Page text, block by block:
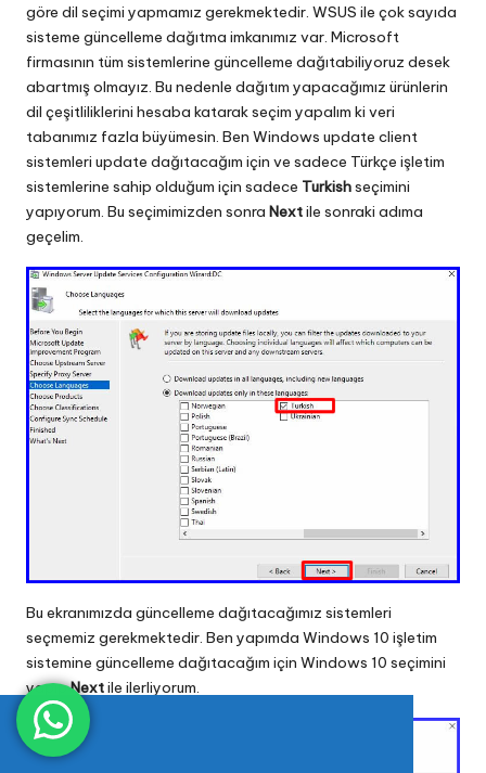
göre dil seçimi yapmamız gerekmektedir. WSUS ile çok sayıda
sisteme güncelleme dağıtma imkanımız var. Microsoft
firmasının tüm sistemlerine güncelleme dağıtabiliyoruz desek
abartmış olmayız. Bu nedenle dağıtım yapacağımız ürünlerin
dil çeşitliliklerini hesaba katarak seçim yapalım ki veri
tabanımız fazla büyümesin. Ben Windows update client
sistemleri update dağıtacağım için ve sadece Türkçe işletim
sistemlerine sahip olduğum için sadece Turkishseçimini
yapıyorum. Bu seçimimizden sonra Nextile sonraki adıma
geçelim.
Bu ekranımızda güncelleme dağıtacağımız sistemleri
seçmemiz gerekmektedir. Ben yapımda Windows 10 işletim
sistemine güncelleme dağıtacağım için Windows 10 seçimini
yapıpNextile ilerliyorum.